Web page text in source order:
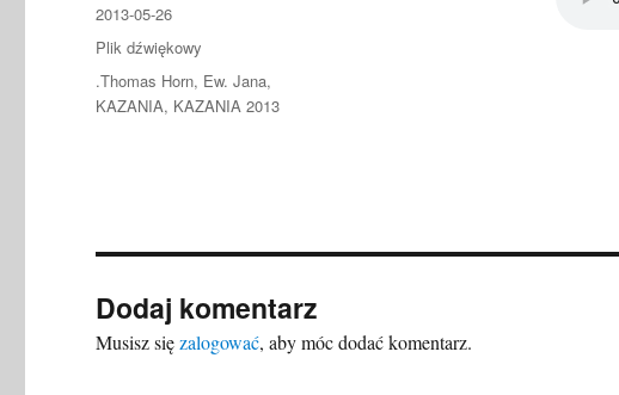
Data
publikacji
2013-05-26
Format
Plik dźwiękowy
Kategorie
.Thomas Horn, Ew. Jana,
KAZANIA, KAZANIA 2013
Dodaj komentarz
Musisz sięzalogować, aby móc dodać komentarz.